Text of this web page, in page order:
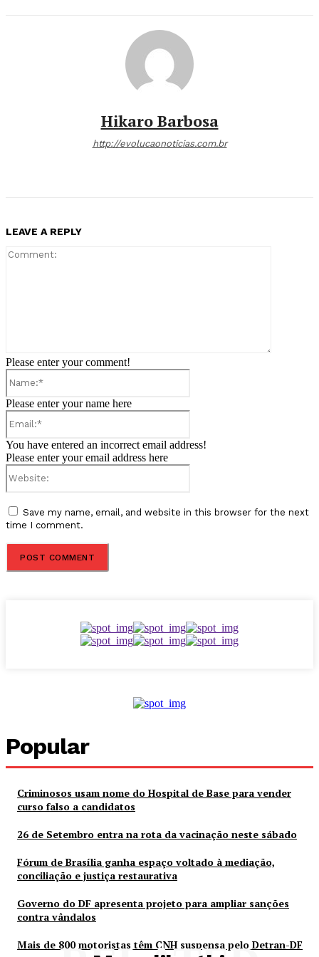
Hikaro Barbosa
http://evolucaonoticias.com.br
LEAVE A REPLY
Please enter your comment!
Please enter your name here
You have entered an incorrect email address!
Please enter your email address here
Save my name, email, and website in this browser for the next
time I comment.
Popular
Criminosos usam nome do Hospital de Base para vender
curso falso a candidatos
26 de Setembro entra na rota da vacinação neste sábado
Fórum de Brasília ganha espaço voltado à mediação,
conciliação e justiça restaurativa
Governo do DF apresenta projeto para ampliar sanções
contra vândalos
Mais de 800 motoristas têm CNH suspensa pelo Detran-DF